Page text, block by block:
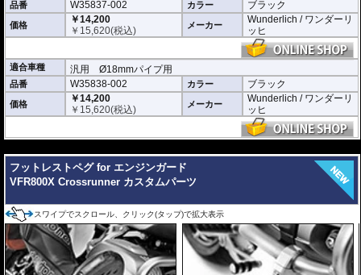
品番 W35837-002 カラー ブラック
価格
￥14,200
￥ 15,620(税込) メーカー
Wunderlich / ワンダーリ
ッヒ
適合車種 汎用 Ø18mmパイプ用
品番 W35838-002 カラー ブラック
価格
￥14,200
￥ 15,620(税込) メーカー
Wunderlich / ワンダーリ
ッヒ
フットレストペグ for エンジンガード
VFR800X Crossrunner カスタムパーツ
スワイプでスクロール、クリック(タップ)で拡大表示